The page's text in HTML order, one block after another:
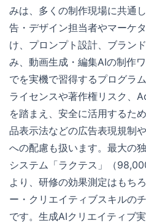
みは、多くの制作現場に共通
告・デザイン担当者やマーケ
け、プロンプト設計、ブラン
み、動画生成・編集AIの制作
でを実機で習得するプログラ
ライセンスや著作権リスク、
を踏まえ、安全に活用するた
品表示法などの広告表現規制
への配慮も扱います。最大の
システム「ラクテス」（
より、研修の効果測定はもち
ー・クリエイティブスキルの
です。生成AIクリエイティブ